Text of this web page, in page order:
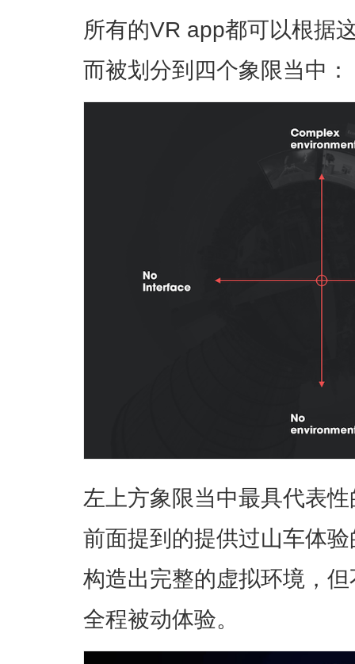
所有的VR app都可以根据
而被划分到四个象限当中：
左上方象限当中最具代表
前面提到的提供过山车体
构造出完整的虚拟环境，
全程被动体验。